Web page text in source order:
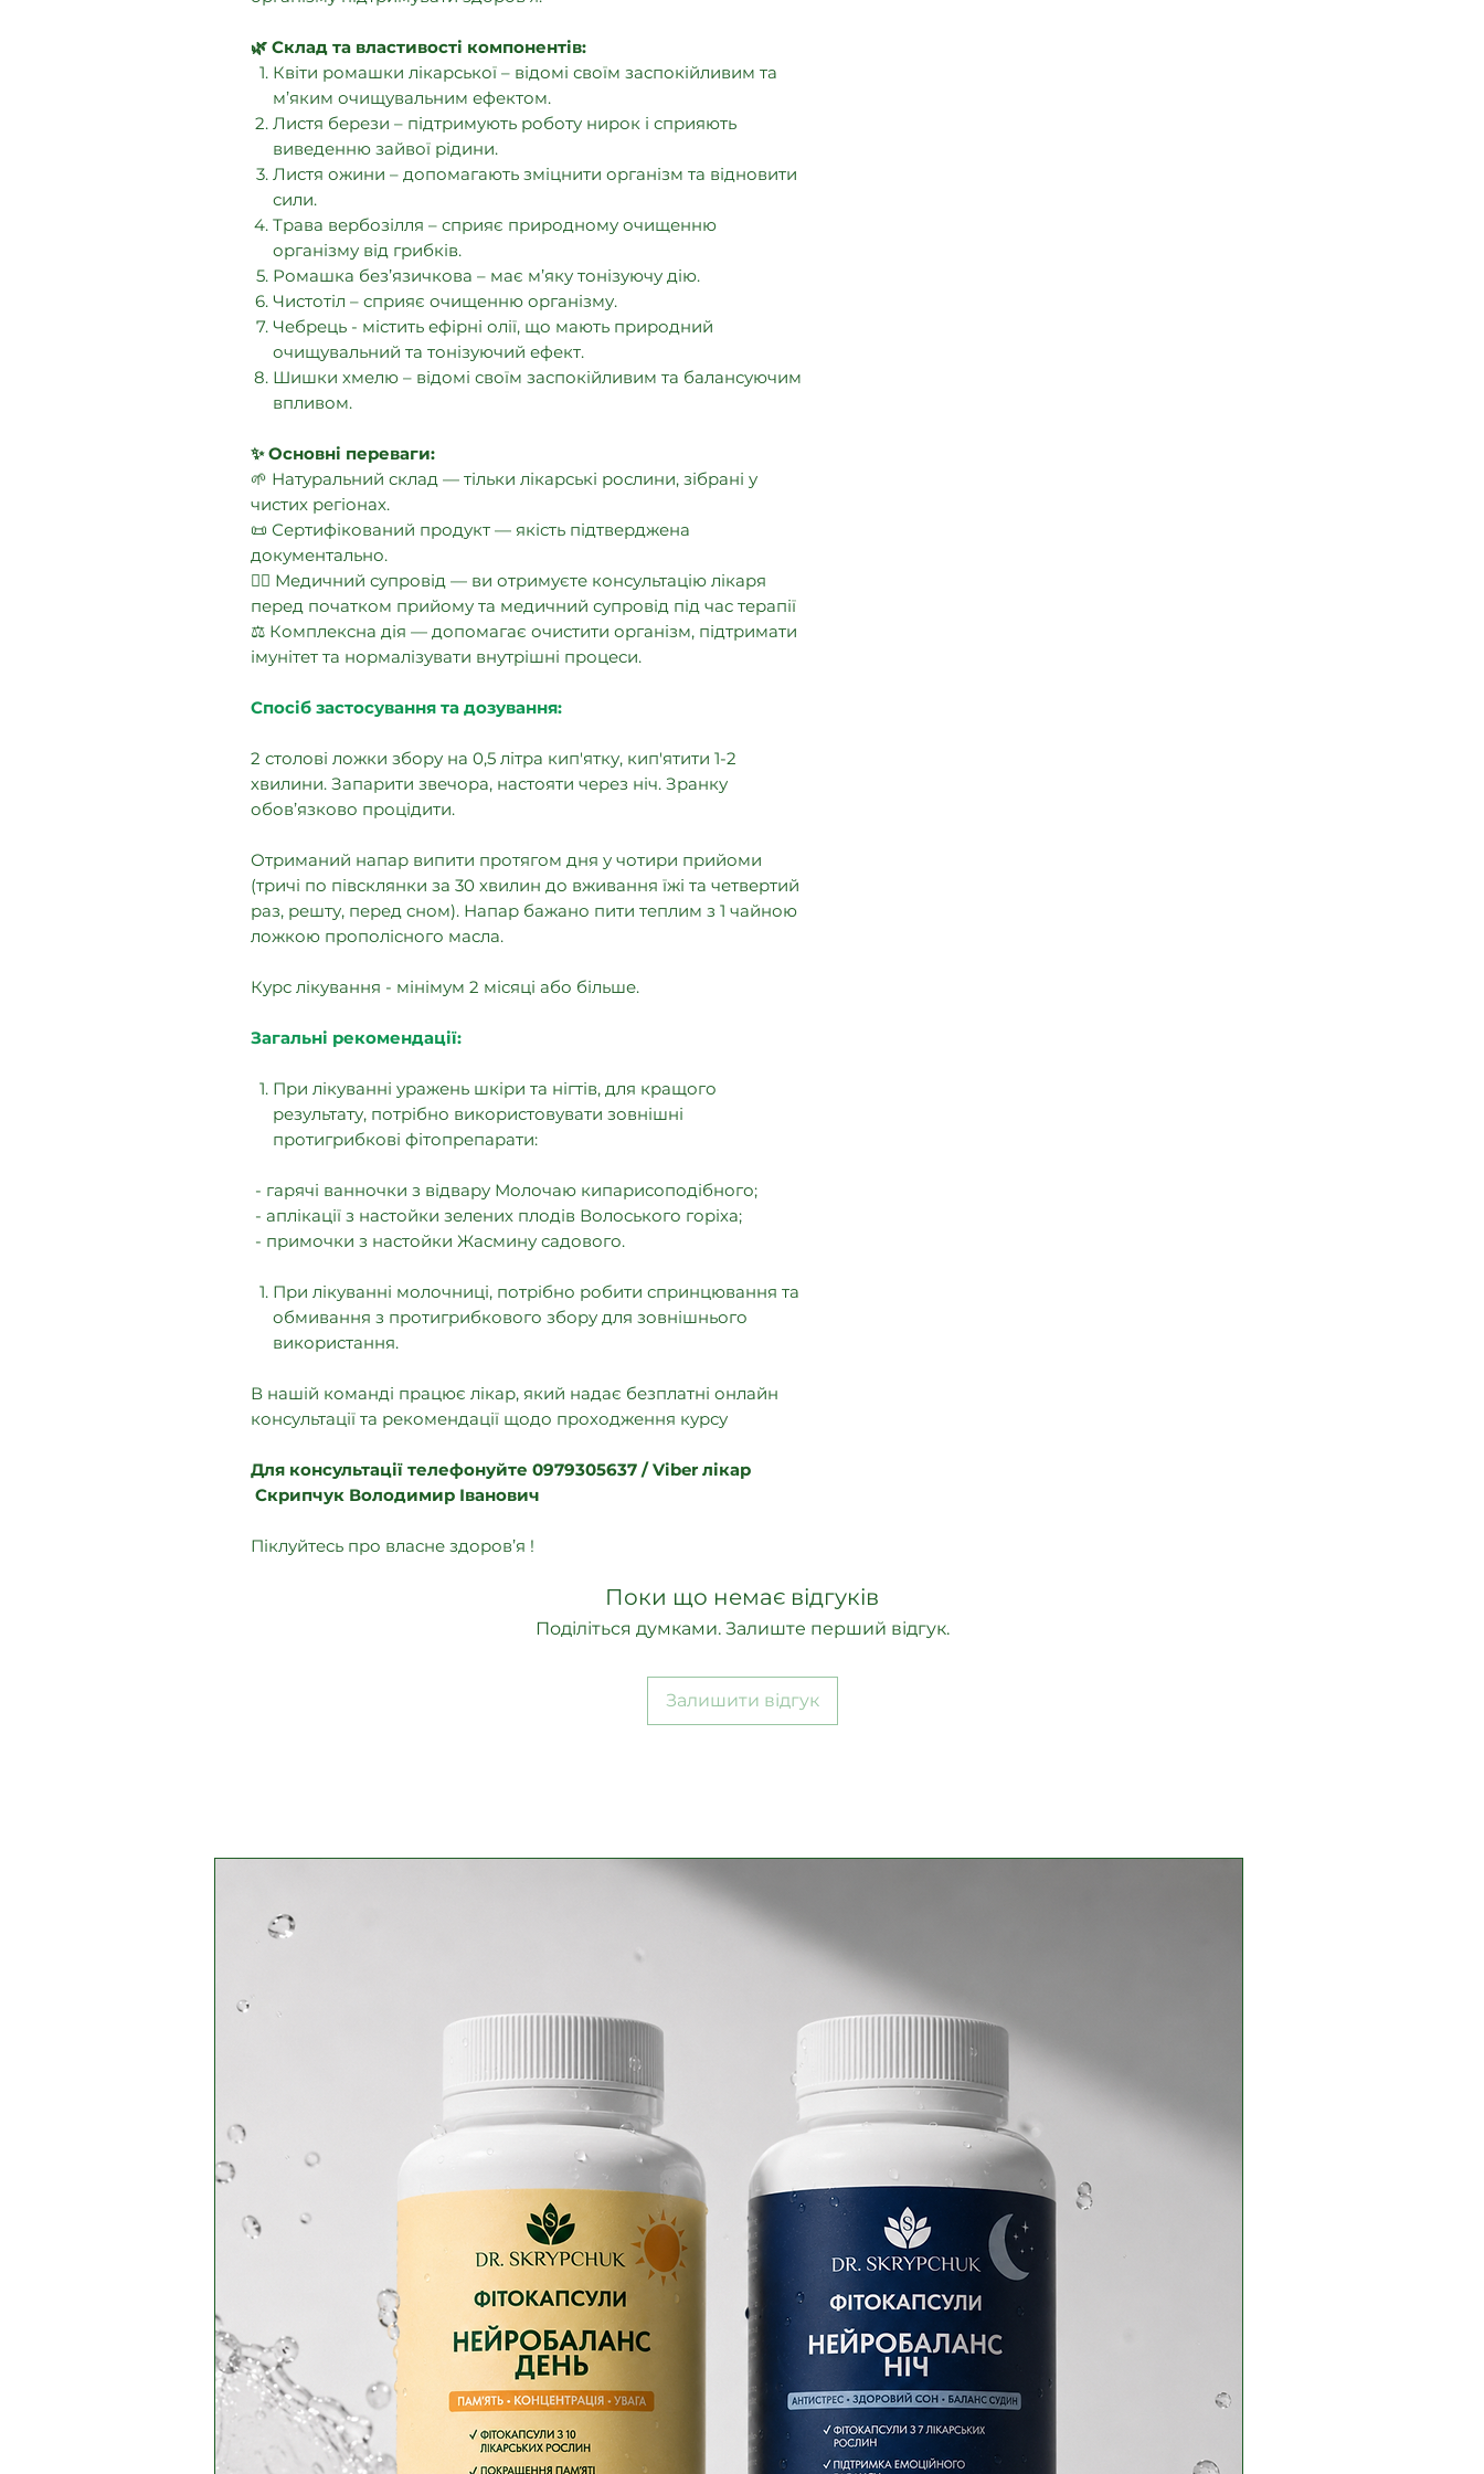
🌿 Склад та властивості компонентів:
Квіти ромашки лікарської – відомі своїм заспокійливим та
м’яким очищувальним ефектом.
Листя берези – підтримують роботу нирок і сприяють
виведенню зайвої рідини.
Листя ожини – допомагають зміцнити організм та відновити
сили.
Трава вербозілля – сприяє природному очищенню
організму від грибків.
Ромашка без’язичкова – має м’яку тонізуючу дію.
Чистотіл – сприяє очищенню організму.
Чебрець - містить ефірні олії, що мають природний
очищувальний та тонізуючий ефект.
Шишки хмелю – відомі своїм заспокійливим та балансуючим
впливом.
✨ Основні переваги:
🌱 Натуральний склад — тільки лікарські рослини, зібрані у
чистих регіонах.
📜 Сертифікований продукт — якість підтверджена
документально.
👨‍⚕️ Медичний супровід — ви отримуєте консультацію лікаря
перед початком прийому та медичний супровід під час терапії
⚖️ Комплексна дія — допомагає очистити організм, підтримати
імунітет та нормалізувати внутрішні процеси.
Спосіб застосування та дозування:
2 столові ложки збору на 0,5 літра кип'ятку, кип'ятити 1-2
хвилини. Запарити звечора, настояти через ніч. Зранку
обов’язково процідити.
Отриманий напар випити протягом дня у чотири прийоми
(тричі по півсклянки за 30 хвилин до вживання їжі та четвертий
раз, решту, перед сном). Напар бажано пити теплим з 1 чайною
ложкою прополісного масла.
Курс лікування - мінімум 2 місяці або більше.
Загальні рекомендації:
При лікуванні уражень шкіри та нігтів, для кращого
результату, потрібно використовувати зовнішні
протигрибкові фітопрепарати:
- гарячі ванночки з відвару Молочаю кипарисоподібного;
- аплікації з настойки зелених плодів Волоського горіха;
- примочки з настойки Жасмину садового.
При лікуванні молочниці, потрібно робити спринцювання та
обмивання з протигрибкового збору для зовнішнього
використання.
В нашій команді працює лікар, який надає безплатні онлайн
консультації та рекомендації щодо проходження курсу
Для консультації телефонуйте 0979305637 / Viber лікар
Скрипчук Володимир Іванович
Піклуйтесь про власне здоров’я !
Поки що немає відгуків
Поділіться думками. Залиште перший відгук.
Залишити відгук